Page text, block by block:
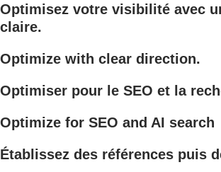
Optimisez votre visibilité avec
claire.
Optimize with clear direction.
Optimiser pour le SEO et la
Optimize for SEO and AI search
Établissez des références puis